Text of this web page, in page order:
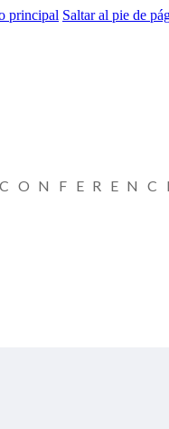
principal Saltar al pie de